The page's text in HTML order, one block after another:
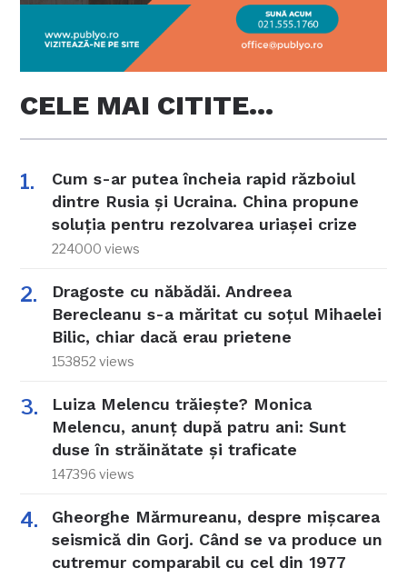
CELE MAI CITITE…
Cum s-ar putea încheia rapid războiul
dintre Rusia și Ucraina. China propune
soluția pentru rezolvarea uriașei crize
224000 views
Dragoste cu năbădăi. Andreea
Berecleanu s-a măritat cu soțul Mihaelei
Bilic, chiar dacă erau prietene
153852 views
Luiza Melencu trăiește? Monica
Melencu, anunț după patru ani: Sunt
duse în străinătate și traficate
147396 views
Gheorghe Mărmureanu, despre mișcarea
seismică din Gorj. Când se va produce un
cutremur comparabil cu cel din 1977